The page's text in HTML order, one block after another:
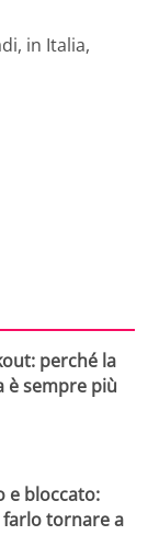
in Italia,
perché la
è sempre più
e bloccato:
tornare a